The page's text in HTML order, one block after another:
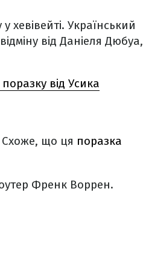
хевівейті. Український
від Даніеля Дюбуа,
від Усика
Схоже, що ця поразка
Френк Воррен.